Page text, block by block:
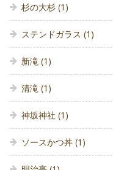
杉の大杉 (1)
ステンドガラス (1)
新滝 (1)
清滝 (1)
神坂神社 (1)
ソースかつ丼 (1)